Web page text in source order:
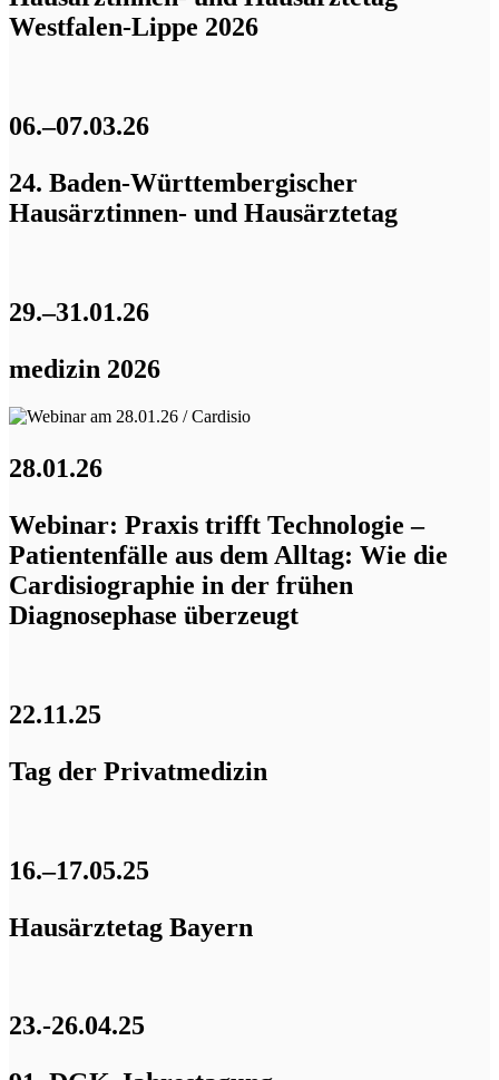
Westfalen-Lippe 2026
06.–07.03.26
24. Baden-Württembergischer
Hausärztinnen- und Hausärztetag
29.–31.01.26
medizin 2026
28.01.26
Webinar: Praxis trifft Technologie –
Patientenfälle aus dem Alltag: Wie die
Cardisiographie in der frühen
Diagnosephase überzeugt
22.11.25
Tag der Privatmedizin
16.–17.05.25
Hausärztetag Bayern
23.-26.04.25